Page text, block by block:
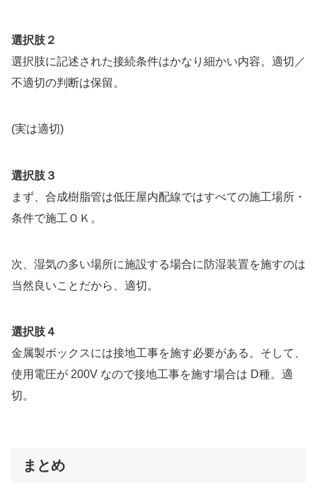
選択肢２
選択肢に記述された接続条件はかなり細かい内容。適切／
不適切の判断は保留。
(実は適切)
選択肢３
まず、合成樹脂管は低圧屋内配線ではすべての施工場所・
条件で施工ＯＫ。
次、湿気の多い場所に施設する場合に防湿装置を施すのは
当然良いことだから、適切。
選択肢４
金属製ボックスには接地工事を施す必要がある。そして、
使用電圧が 200V なので接地工事を施す場合は D種。適
切。
まとめ